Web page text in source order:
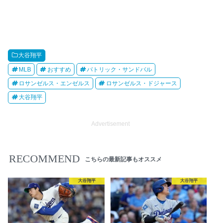
大谷翔平
MLB おすすめ パトリック・サンドバル
ロサンゼルス・エンゼルス ロサンゼルス・ドジャース
大谷翔平
Advertisement
RECOMMEND こちらの最新記事もオススメ
大谷翔平 大谷翔平